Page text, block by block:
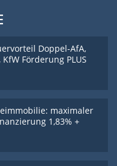
Doppel-AfA,
Förderung PLUS
maximaler
1,83% +